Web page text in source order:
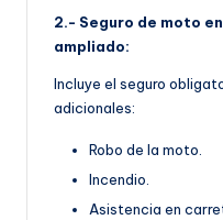
2.- Seguro de moto
ampliado:
Incluye el seguro
adicionales:
Robo de la moto.
Incendio.
Asistencia en